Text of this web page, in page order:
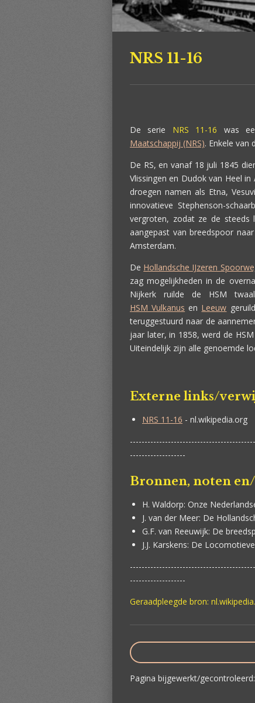
NRS 11-16
De serie NRS 11-16 was
Maatschappij (NRS). Enkele van
De RS, en vanaf 18 juli 1845
Vlissingen en Dudok van Heel
droegen namen als Etna,
innovatieve Stephenson-
vergroten, zodat ze de steeds
aangepast van breedspoor
Amsterdam.
De Hollandsche IJzeren
zag mogelijkheden in de
Nijkerk ruilde de HSM
HSM Vulkanus en Leeuw
teruggestuurd naar de
jaar later, in 1858, werd de
Uiteindelijk zijn alle genoemde
Externe links/
NRS 11-16 - nl.wikipedia.org
-------------------
Bronnen, noten
H. Waldorp: Onze
J. van der Meer: De
G.F. van Reeuwijk: De
J.J. Karskens: De
-------------------
Geraadpleegde bron:
Pagina bijgewerkt/